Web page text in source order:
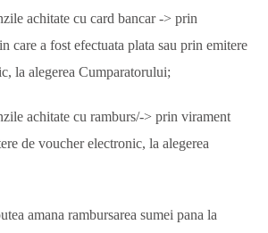
achitate cu card bancar -> prin
care a fost efectuata plata sau prin emitere
la alegerea Cumparatorului;
achitate cu ramburs/-> prin virament
de voucher electronic, la alegerea
amana rambursarea sumei pana la